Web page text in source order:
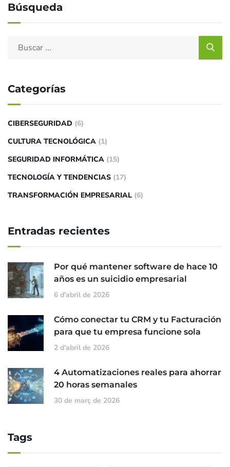
Búsqueda
Categorías
CIBERSEGURIDAD (6)
CULTURA TECNOLÓGICA (1)
SEGURIDAD INFORMÁTICA (15)
TECNOLOGÍA Y TENDENCIAS (17)
TRANSFORMACIÓN EMPRESARIAL (6)
Entradas recientes
Por qué mantener software de hace 10
años es un suicidio empresarial
6 d'abril de 2026
Cómo conectar tu CRM y tu Facturación
para que tu empresa funcione sola
2 d'abril de 2026
4 Automatizaciones reales para ahorrar
20 horas semanales
30 de març de 2026
Tags